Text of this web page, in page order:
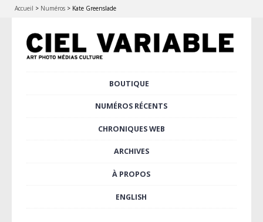
Accueil > Numéros > Kate Greenslade
BOUTIQUE
NUMÉROS RÉCENTS
CHRONIQUES WEB
ARCHIVES
À PROPOS
ENGLISH